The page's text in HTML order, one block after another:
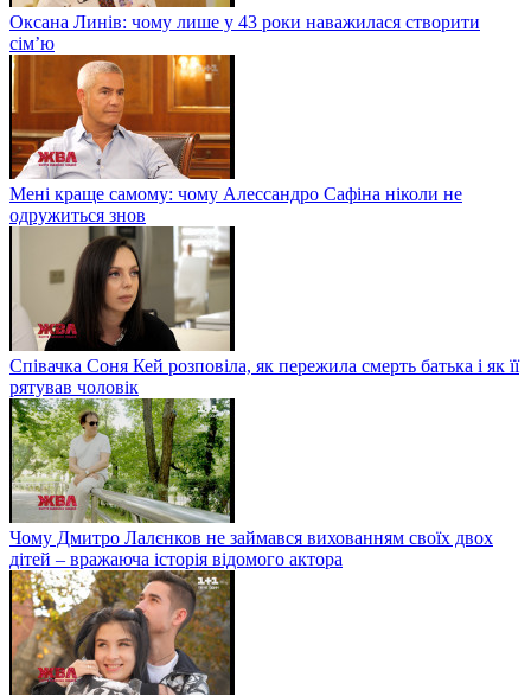
Оксана Линів: чому лише у 43 роки наважилася створити
сім’ю
Мені краще самому: чому Алессандро Сафіна ніколи не
одружиться знов
Співачка Соня Кей розповіла, як пережила смерть батька і як її
рятував чоловік
Чому Дмитро Лалєнков не займався вихованням своїх двох
дітей – вражаюча історія відомого актора